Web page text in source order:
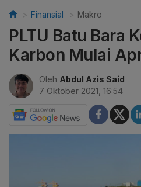
Finansial Makro
PLTU Batu Bara
Karbon Mulai
Oleh Abdul Azis Said
7 Oktober 2021, 16:54